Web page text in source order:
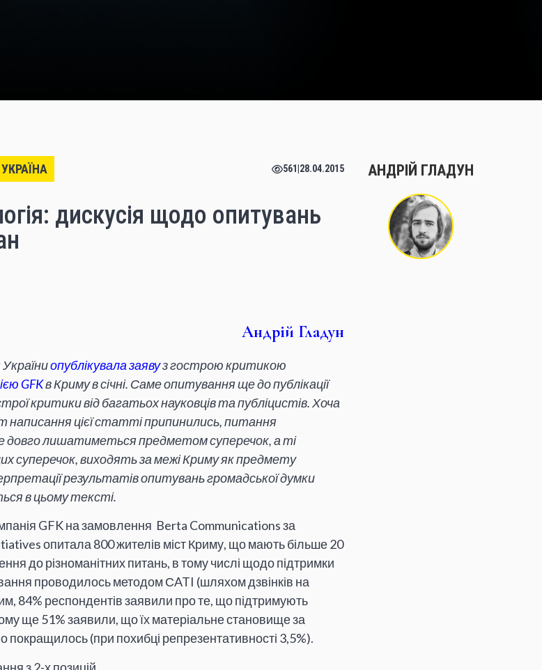
УКРАЇНА 561 28.04.2015
дискусія щодо опитувань
Андрій Гладун
опублікувала заявуз гострою критикою
GFKв Криму в січні. Саме опитування ще до публікації
критики від багатьох науковців та публіцистів. Хоча
написання цієї статті припинились, питання
довго лишатиметься предметом суперечок, а ті
суперечок, виходять за межі Криму як предмету
результатів опитувань громадської думки
в цьому тексті.
GFK на замовлення Berta Communications за
опитала 800 жителів міст Криму, що мають більше 20
до різноманітних питань, в тому числі щодо підтримки
проводилось методом СATI (шляхом дзвінків на
84% респондентів заявили про те, що підтримують
ще 51% заявили, що їх матеріальне становище за
покращилось (при похибці репрезентативності 3,5%).
АНДРІЙ ГЛАДУН